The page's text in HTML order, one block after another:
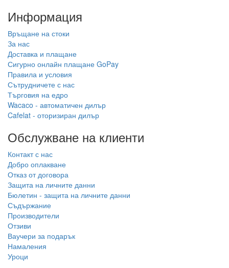
Информация
Връщане на стоки
За нас
Доставка и плащане
Сигурно онлайн плащане GoPay
Правила и условия
Сътрудничете с нас
Търговия на едро
Wacaco - автоматичен дилър
Cafelat - оторизиран дилър
Обслужване на клиенти
Контакт с нас
Добро оплакване
Отказ от договора
Защита на личните данни
Бюлетин - защита на личните данни
Съдържание
Производители
Отзиви
Ваучери за подарък
Намаления
Уроци